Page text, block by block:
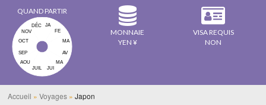
QUAND PARTIR
JA
FE
MA
AV
MA
DÉC
NOV
OCT
SEP
AOU
JUIL
JUI
MONNAIE
YEN ¥
VISA REQUIS
NON
Accueil » Voyages » Japon